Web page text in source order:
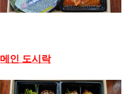
메인 도시락